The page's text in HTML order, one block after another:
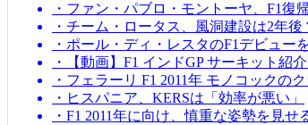
・ファン・パブロ・モントーヤ、F1復
・チーム・ロータス、風洞建設は2年後
・ポール・ディ・レスタのF1デビュー
・【動画】F1 インドGP サーキット紹介
・フェラーリ F1 2011年 モノコックの
・ヒスパニア、KERSは「効率が悪い」
・F1 2011年に向け、慎重な姿勢を見